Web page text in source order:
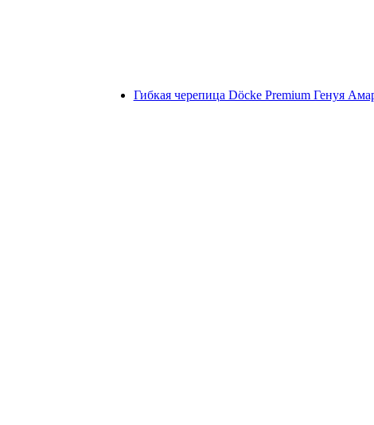
Гибкая черепица Döcke Premium Генуя